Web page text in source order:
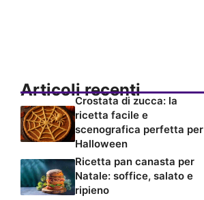
Articoli recenti
Crostata di zucca: la
ricetta facile e
scenografica perfetta per
Halloween
Ricetta pan canasta per
Natale: soffice, salato e
ripieno